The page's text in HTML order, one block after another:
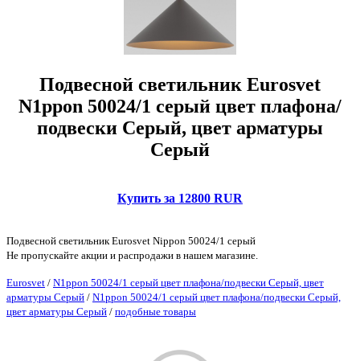
Подвесной светильник Eurosvet
N1ppon 50024/1 серый цвет плафона/
подвески Серый, цвет арматуры
Серый
Купить за 12800 RUR
Подвесной светильник Eurosvet Nippon 50024/1 серый
Не пропускайте акции и распродажи в нашем магазине.
Eurosvet / N1ppon 50024/1 серый цвет плафона/подвески Серый, цвет
арматуры Серый / N1ppon 50024/1 серый цвет плафона/подвески Серый,
цвет арматуры Серый / подобные товары